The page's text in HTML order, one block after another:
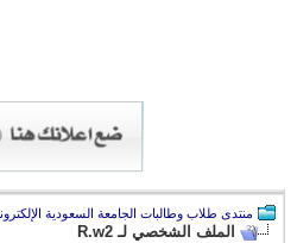
منتدى طلاب وطالبات الجامعة السعودية الإلكترونية
الملف الشخصي لـ R.w2